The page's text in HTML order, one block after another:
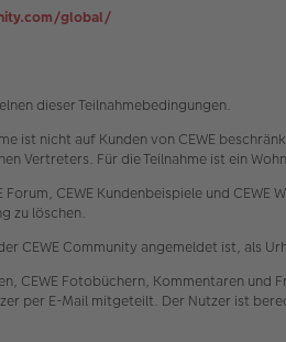
global/
dieser Teilnahmebedingungen.
ist nicht auf Kunden von CEWE
Vertreters. Für die Teilnahme ist ein
CEWE Kundenbeispiele und CEWE
zu löschen.
Community angemeldet ist, als
Fotobüchern, Kommentaren und
per E-Mail mitgeteilt. Der Nutzer ist